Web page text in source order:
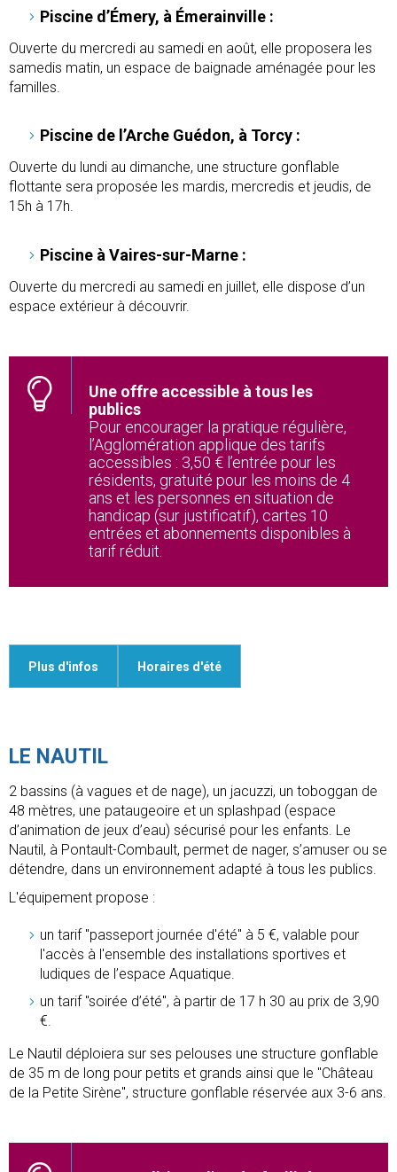
Piscine d’Émery, à Émerainville :
Ouverte du mercredi au samedi en août, elle proposera les
samedis matin, un espace de baignade aménagée pour les
familles.
Piscine de l’Arche Guédon, à Torcy :
Ouverte du lundi au dimanche, une structure gonflable
flottante sera proposée les mardis, mercredis et jeudis, de
15h à 17h.
Piscine à Vaires-sur-Marne :
Ouverte du mercredi au samedi en juillet, elle dispose d’un
espace extérieur à découvrir.
Une offre accessible à tous les
publics
Pour encourager la pratique régulière,
l’Agglomération applique des tarifs
accessibles : 3,50 € l’entrée pour les
résidents, gratuité pour les moins de 4
ans et les personnes en situation de
handicap (sur justificatif), cartes 10
entrées et abonnements disponibles à
tarif réduit.
Plus d'infos Horaires d'été
LE NAUTIL
2 bassins (à vagues et de nage), un jacuzzi, un toboggan de
48 mètres, une pataugeoire et un splashpad (espace
d’animation de jeux d’eau) sécurisé pour les enfants. Le
Nautil, à Pontault-Combault, permet de nager, s’amuser ou se
détendre, dans un environnement adapté à tous les publics.
L'équipement propose :
un tarif "passeport journée d'été" à 5 €, valable pour
l'accès à l'ensemble des installations sportives et
ludiques de l’espace Aquatique.
un tarif "soirée d’été", à partir de 17 h 30 au prix de 3,90
€.
Le Nautil déploiera sur ses pelouses une structure gonflable
de 35 m de long pour petits et grands ainsi que le "Château
de la Petite Sirène", structure gonflable réservée aux 3-6 ans.